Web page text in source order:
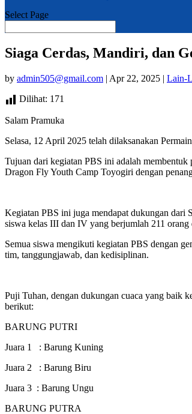
Select Page
Siaga Cerdas, Mandiri, dan
by admin505@gmail.com | Apr 22, 2025 | Lain-
Dilihat: 171
Salam Pramuka
Selasa, 12 April 2025 telah dilaksanakan
Tujuan dari kegiatan PBS ini adalah
Dragon Fly Youth Camp Toyogiri dengan
Kegiatan PBS ini juga mendapat dukungan dari
siswa kelas III dan IV yang berjumlah 211
Semua siswa mengikuti kegiatan PBS dengan
tim, tanggungjawab, dan kedisiplinan.
Puji Tuhan, dengan dukungan cuaca yang baik
berikut:
BARUNG PUTRI
Juara 1 : Barung Kuning
Juara 2 : Barung Biru Juara
Juara 3 : Barung Ungu
BARUNG PUTRA